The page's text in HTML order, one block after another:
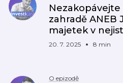
zahradě ANEB
majetek v
20. 7. 2025 8 min
O epizodě